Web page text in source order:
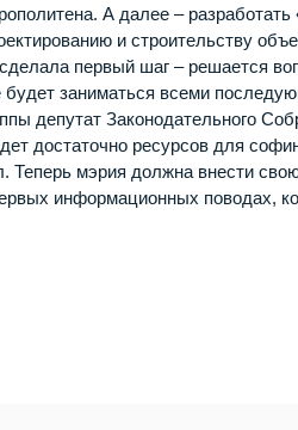
А далее –
и строительству
первый шаг – решается
будет заниматься всеми
депутат Законодательного
достаточно ресурсов для
Теперь мэрия должна внести
информационных поводах,